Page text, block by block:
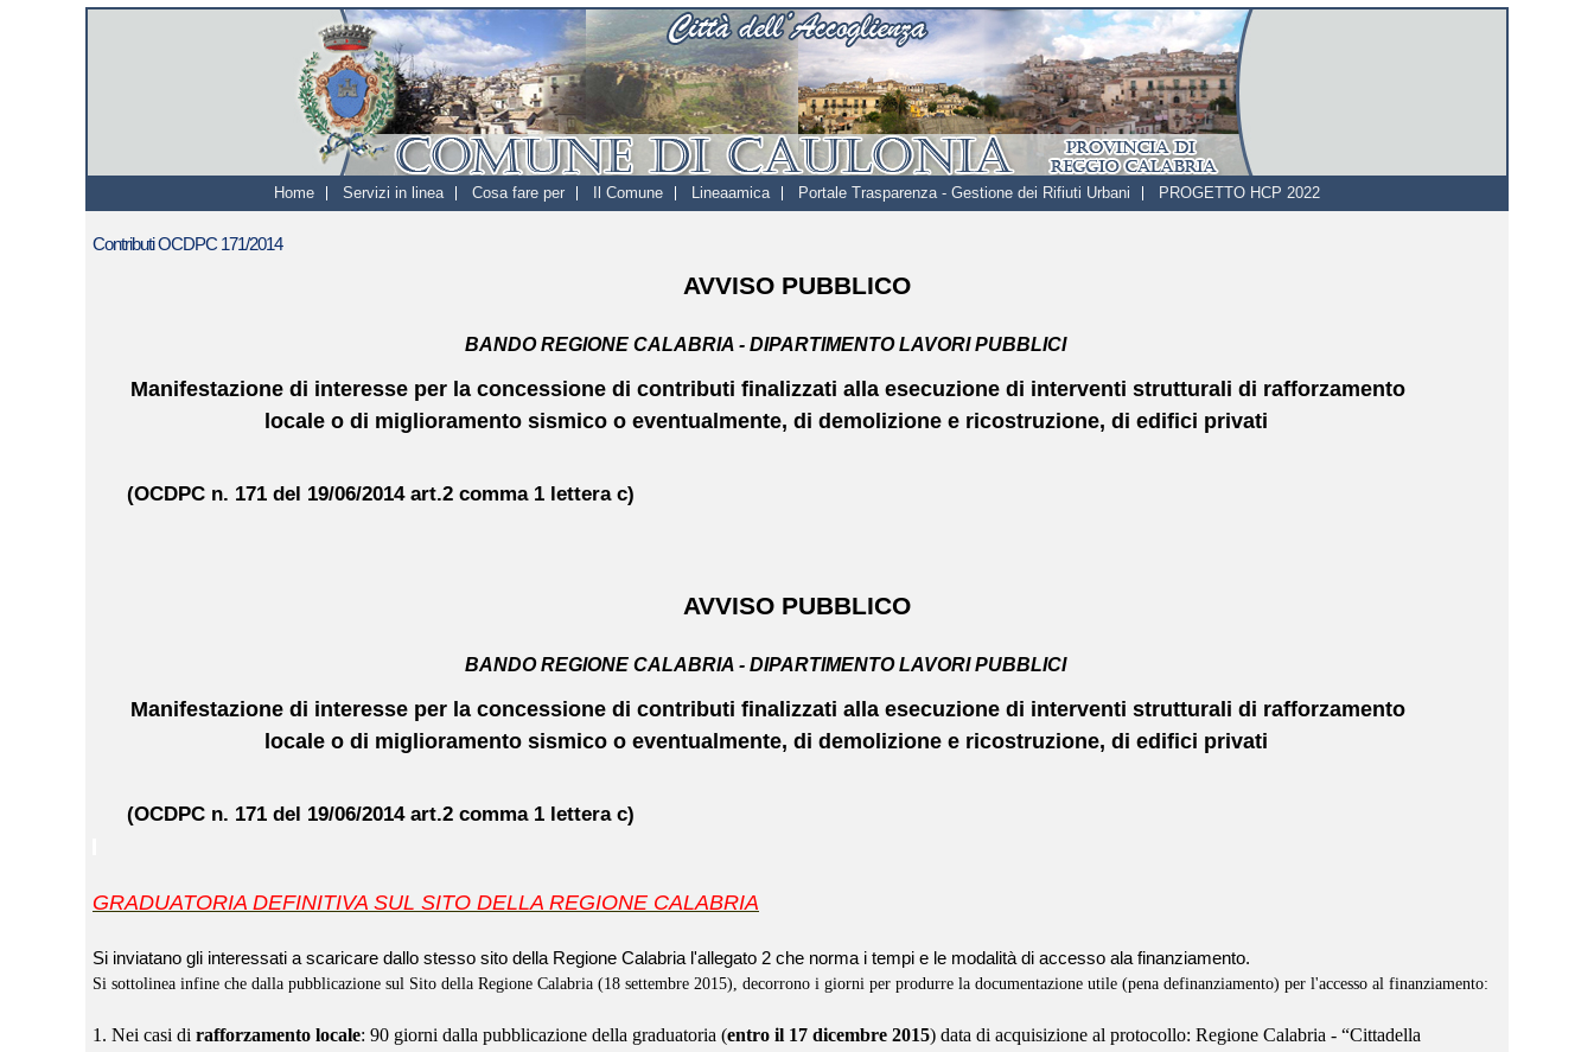
Home Servizi in linea Cosa fare per Il Comune Lineaamica Portale Trasparenza - Gestione dei Rifiuti Urbani PROGETTO HCP 2022
Contributi OCDPC 171/2014
AVVISO PUBBLICO
BANDO REGIONE CALABRIA - DIPARTIMENTO LAVORI PUBBLICI
Manifestazione di interesse per la concessione di contributi finalizzati alla esecuzione di interventi strutturali di rafforzamento
locale o di miglioramento sismico o eventualmente, di demolizione e ricostruzione, di edifici privati
(OCDPC n. 171 del 19/06/2014 art.2 comma 1 lettera c)
AVVISO PUBBLICO
BANDO REGIONE CALABRIA - DIPARTIMENTO LAVORI PUBBLICI
Manifestazione di interesse per la concessione di contributi finalizzati alla esecuzione di interventi strutturali di rafforzamento
locale o di miglioramento sismico o eventualmente, di demolizione e ricostruzione, di edifici privati
(OCDPC n. 171 del 19/06/2014 art.2 comma 1 lettera c)
GRADUATORIA DEFINITIVA SUL SITO DELLA REGIONE CALABRIA
Si inviatano gli interessati a scaricare dallo stesso sito della Regione Calabria l'allegato 2 che norma i tempi e le modalità di accesso ala finanziamento.
Si sottolinea infine che dalla pubblicazione sul Sito della Regione Calabria (18 settembre 2015), decorrono i giorni per produrre la documentazione utile (pena definanziamento) per l'accesso al finanziamento:
1. Nei casi di rafforzamento locale: 90 giorni dalla pubblicazione della graduatoria (entro il 17 dicembre 2015) data di acquisizione al protocollo: Regione Calabria - “Cittadella